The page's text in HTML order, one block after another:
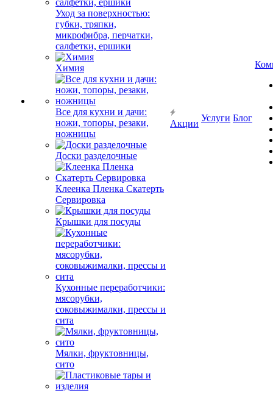
Уход за поверхностью:
губки, тряпки,
микрофибра, перчатки,
салфетки, ершики
Химия
Все для кухни и дачи:
ножи, топоры, резаки,
ножницы
Доски разделочные
Клеенка Пленка Скатерть
Сервировка
Крышки для посуды
Кухонные переработчики:
мясорубки,
соковыжималки, прессы и
сита
Мялки, фруктовницы,
сито
Акции
Услуги Блог